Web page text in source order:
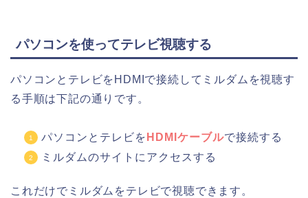
パソコンを使ってテレビ視聴する
パソコンとテレビをHDMIで接続してミルダムを視聴す
る手順は下記の通りです。
パソコンとテレビを HDMIケーブルで接続する
ミルダムのサイトにアクセスする
これだけでミルダムをテレビで視聴できます。